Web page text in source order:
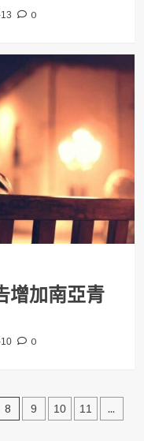
0
增加南亞青
0
8 9 10 11 ...